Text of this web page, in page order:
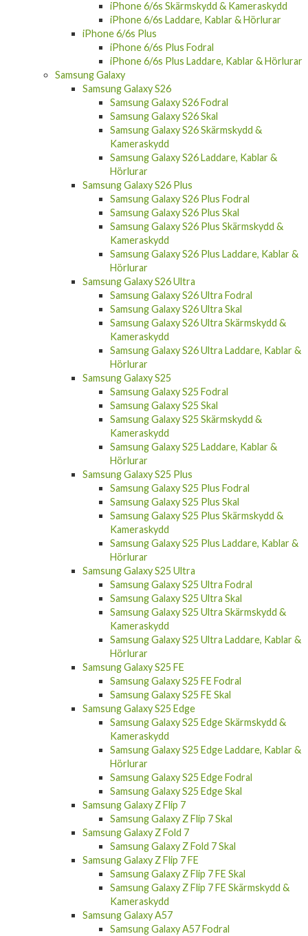
iPhone 6/6s Skärmskydd & Kameraskydd
iPhone 6/6s Laddare, Kablar & Hörlurar
iPhone 6/6s Plus
iPhone 6/6s Plus Fodral
iPhone 6/6s Plus Laddare, Kablar & Hörlurar
Samsung Galaxy
Samsung Galaxy S26
Samsung Galaxy S26 Fodral
Samsung Galaxy S26 Skal
Samsung Galaxy S26 Skärmskydd &
Kameraskydd
Samsung Galaxy S26 Laddare, Kablar &
Hörlurar
Samsung Galaxy S26 Plus
Samsung Galaxy S26 Plus Fodral
Samsung Galaxy S26 Plus Skal
Samsung Galaxy S26 Plus Skärmskydd &
Kameraskydd
Samsung Galaxy S26 Plus Laddare, Kablar &
Hörlurar
Samsung Galaxy S26 Ultra
Samsung Galaxy S26 Ultra Fodral
Samsung Galaxy S26 Ultra Skal
Samsung Galaxy S26 Ultra Skärmskydd &
Kameraskydd
Samsung Galaxy S26 Ultra Laddare, Kablar &
Hörlurar
Samsung Galaxy S25
Samsung Galaxy S25 Fodral
Samsung Galaxy S25 Skal
Samsung Galaxy S25 Skärmskydd &
Kameraskydd
Samsung Galaxy S25 Laddare, Kablar &
Hörlurar
Samsung Galaxy S25 Plus
Samsung Galaxy S25 Plus Fodral
Samsung Galaxy S25 Plus Skal
Samsung Galaxy S25 Plus Skärmskydd &
Kameraskydd
Samsung Galaxy S25 Plus Laddare, Kablar &
Hörlurar
Samsung Galaxy S25 Ultra
Samsung Galaxy S25 Ultra Fodral
Samsung Galaxy S25 Ultra Skal
Samsung Galaxy S25 Ultra Skärmskydd &
Kameraskydd
Samsung Galaxy S25 Ultra Laddare, Kablar &
Hörlurar
Samsung Galaxy S25 FE
Samsung Galaxy S25 FE Fodral
Samsung Galaxy S25 FE Skal
Samsung Galaxy S25 Edge
Samsung Galaxy S25 Edge Skärmskydd &
Kameraskydd
Samsung Galaxy S25 Edge Laddare, Kablar &
Hörlurar
Samsung Galaxy S25 Edge Fodral
Samsung Galaxy S25 Edge Skal
Samsung Galaxy Z Flip 7
Samsung Galaxy Z Flip 7 Skal
Samsung Galaxy Z Fold 7
Samsung Galaxy Z Fold 7 Skal
Samsung Galaxy Z Flip 7 FE
Samsung Galaxy Z Flip 7 FE Skal
Samsung Galaxy Z Flip 7 FE Skärmskydd &
Kameraskydd
Samsung Galaxy A57
Samsung Galaxy A57 Fodral